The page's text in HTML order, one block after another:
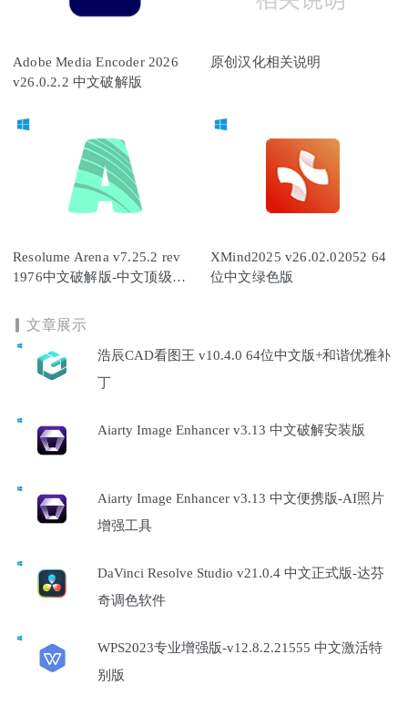
Adobe Media Encoder 2026
v26.0.2.2 中文破解版
原创汉化相关说明
Resolume Arena v7.25.2 rev
1976中文破解版-中文顶级专
XMind2025 v26.02.02052 64
位中文绿色版
文章展示
浩辰CAD看图王 v10.4.0 64位中文版+和谐优雅补
丁
Aiarty Image Enhancer v3.13 中文破解安装版
Aiarty Image Enhancer v3.13 中文便携版-AI照片
增强工具
DaVinci Resolve Studio v21.0.4 中文正式版-达芬
奇调色软件
WPS2023专业增强版-v12.8.2.21555 中文激活特
别版